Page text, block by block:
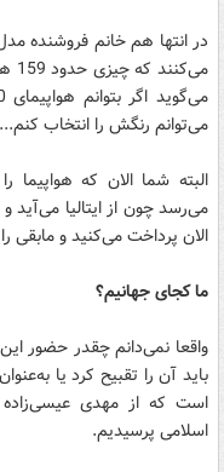
در انتها هم خانم فروشنده
می‌توانم رنگش را انتخاب کنم...
البته شما الان که
می‌رسد چون از ایتالیا
الان پرداخت می‌کنید و مابقی
ما کجای جهانیم؟
واقعا نمی‌دانم چقدر حضور
باید آن را تقبیح کرد یا
است که از مهدی
اسلامی پرسیدیم.